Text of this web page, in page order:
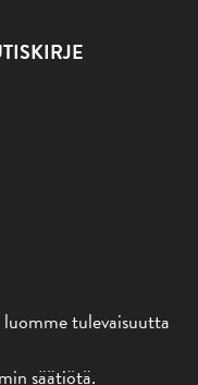
tulevaisuutta
säätiötä.